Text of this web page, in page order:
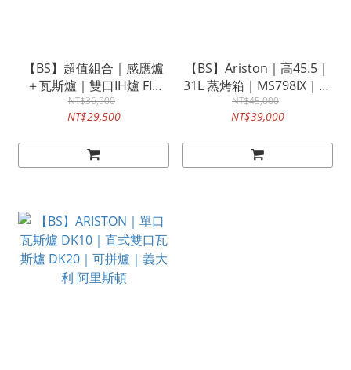
【BS】超值組合｜感應爐
＋瓦斯爐｜雙口IH爐 FIH
321｜雙口瓦斯爐 DK20｜
單口瓦斯爐 DK10｜
NT$36,900
NT$29,500
【BS】Ariston｜高45.5｜
31L 蒸烤箱｜MS798IX｜阿
里斯頓 崁入式
NT$45,000
NT$39,000